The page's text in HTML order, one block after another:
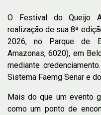
O Festival do Queijo
realização de sua 8ª
2026, no Parque de
Amazonas, 6020), em
mediante
Sistema Faemg Senar e
Mais do que um evento
como um ponto de